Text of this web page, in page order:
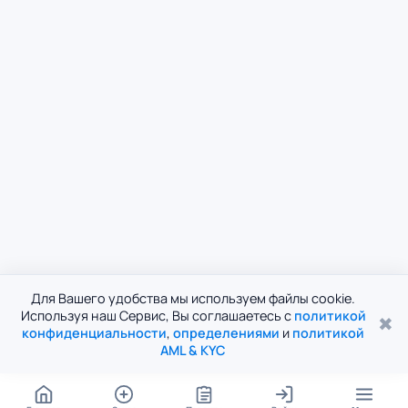
Для Вашего удобства мы используем файлы cookie.
Используя наш Сервис, Вы соглашаетесь с политикой
конфиденциальности, определениями и политикой
AML & KYC
✖